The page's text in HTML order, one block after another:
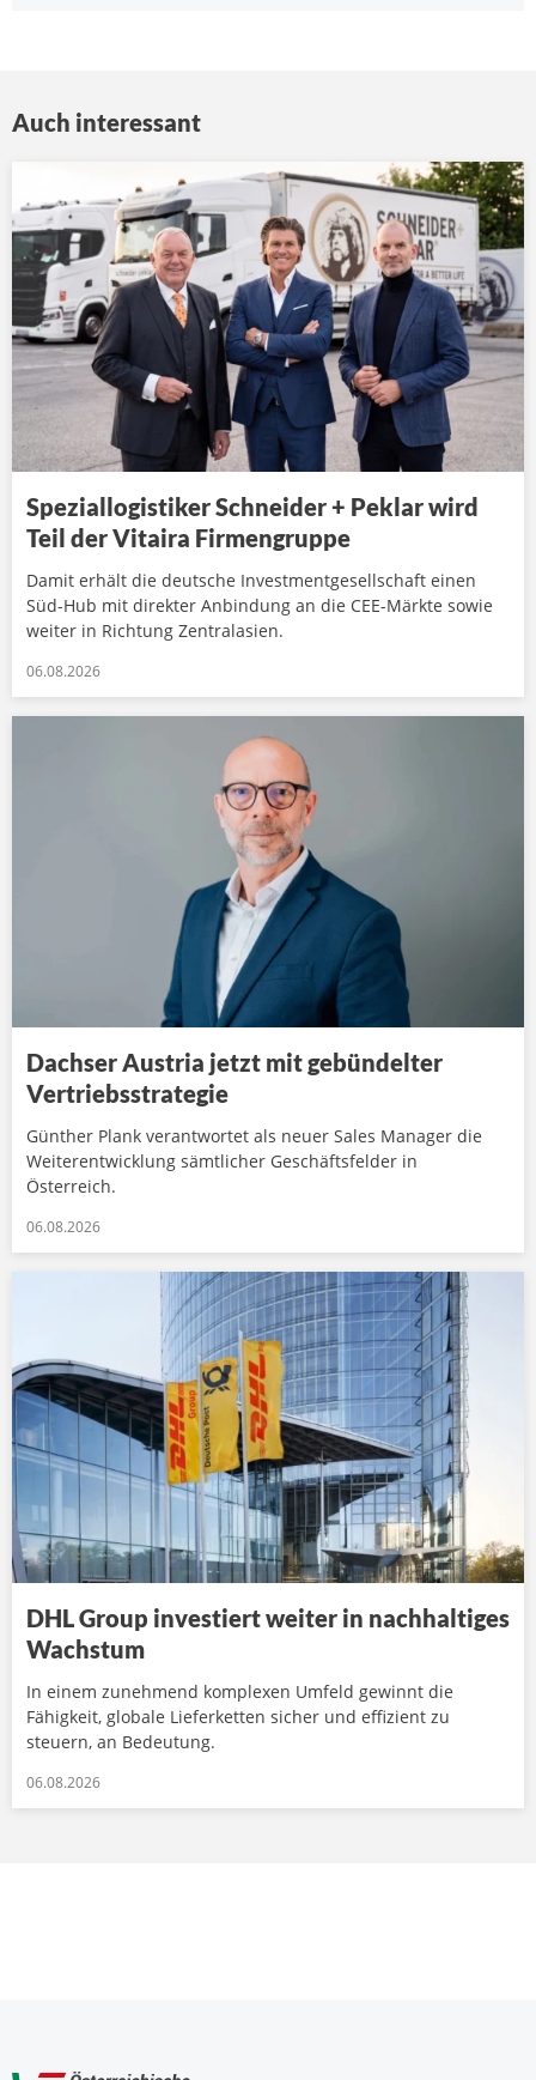
Auch interessant
Speziallogistiker Schneider + Peklar wird
Teil der Vitaira Firmengruppe
Damit erhält die deutsche Investmentgesellschaft einen
Süd-Hub mit direkter Anbindung an die CEE-Märkte sowie
weiter in Richtung Zentralasien.
06.08.2026
Dachser Austria jetzt mit gebündelter
Vertriebsstrategie
Günther Plank verantwortet als neuer Sales Manager die
Weiterentwicklung sämtlicher Geschäftsfelder in
Österreich.
06.08.2026
DHL Group investiert weiter in nachhaltiges
Wachstum
In einem zunehmend komplexen Umfeld gewinnt die
Fähigkeit, globale Lieferketten sicher und effizient zu
steuern, an Bedeutung.
06.08.2026